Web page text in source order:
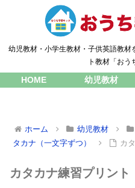
幼児教材・小学生教材・子供英語教
ト教材「おう
HOME 幼児教材
ホーム 幼児教材
タカナ（一文字ずつ）
カ
カタカナ練習プリント